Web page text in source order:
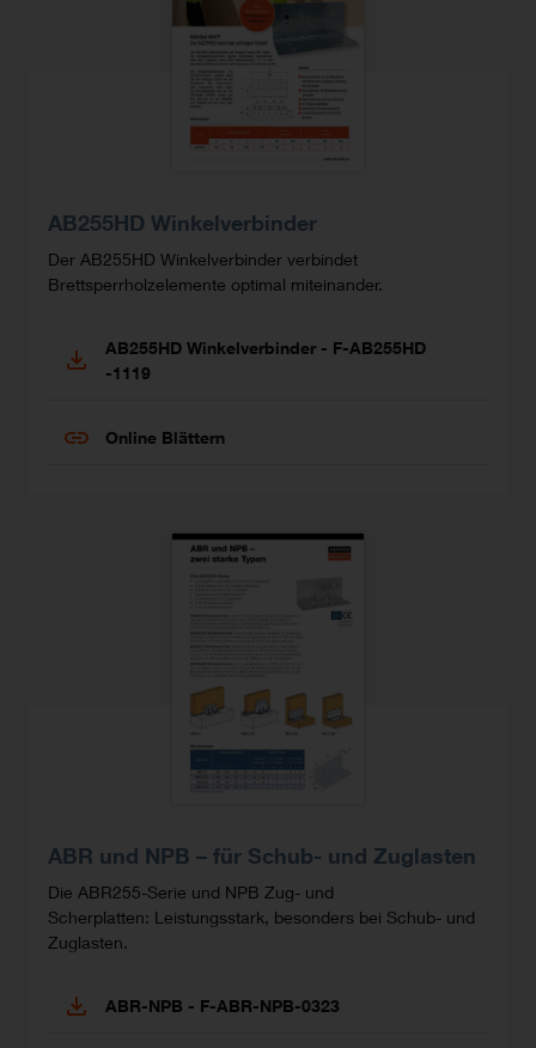
AB255HD Winkelverbinder
Der AB255HD Winkelverbinder verbindet
Brettsperrholzelemente optimal miteinander.
AB255HD Winkelverbinder - F-AB255HD
-1119
Online Blättern
ABR und NPB – für Schub- und Zuglasten
Die ABR255-Serie und NPB Zug- und
Scherplatten: Leistungsstark, besonders bei Schub- und
Zuglasten.
ABR-NPB - F-ABR-NPB-0323